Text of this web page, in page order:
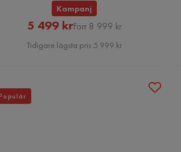
Kampanj
Rabatterat
Pris
5 499 krOriginal
Pris
Förr 8 999 kr
Tidigare lägsta pris 5 999 kr
Populär